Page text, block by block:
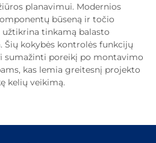
planavimui. Modernios
būseną ir točio
tinkamą balasto
kokybės kontrolės funkcijų
sumažinti poreikį po montavimo
kas lemia greitesnį projekto
kelių veikimą.